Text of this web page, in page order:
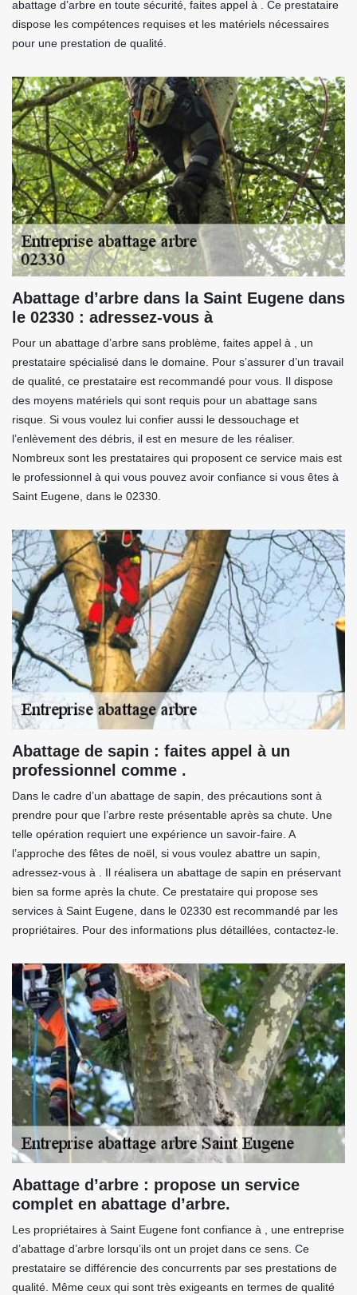
abattage d’arbre en toute sécurité, faites appel à . Ce prestataire
dispose les compétences requises et les matériels nécessaires
pour une prestation de qualité.
Abattage d’arbre dans la Saint Eugene dans
le 02330 : adressez-vous à
Pour un abattage d’arbre sans problème, faites appel à , un
prestataire spécialisé dans le domaine. Pour s’assurer d’un travail
de qualité, ce prestataire est recommandé pour vous. Il dispose
des moyens matériels qui sont requis pour un abattage sans
risque. Si vous voulez lui confier aussi le dessouchage et
l’enlèvement des débris, il est en mesure de les réaliser.
Nombreux sont les prestataires qui proposent ce service mais est
le professionnel à qui vous pouvez avoir confiance si vous êtes à
Saint Eugene, dans le 02330.
Abattage de sapin : faites appel à un
professionnel comme .
Dans le cadre d’un abattage de sapin, des précautions sont à
prendre pour que l’arbre reste présentable après sa chute. Une
telle opération requiert une expérience un savoir-faire. A
l’approche des fêtes de noël, si vous voulez abattre un sapin,
adressez-vous à . Il réalisera un abattage de sapin en préservant
bien sa forme après la chute. Ce prestataire qui propose ses
services à Saint Eugene, dans le 02330 est recommandé par les
propriétaires. Pour des informations plus détaillées, contactez-le.
Abattage d’arbre : propose un service
complet en abattage d’arbre.
Les propriétaires à Saint Eugene font confiance à , une entreprise
d’abattage d’arbre lorsqu’ils ont un projet dans ce sens. Ce
prestataire se différencie des concurrents par ses prestations de
qualité. Même ceux qui sont très exigeants en termes de qualité